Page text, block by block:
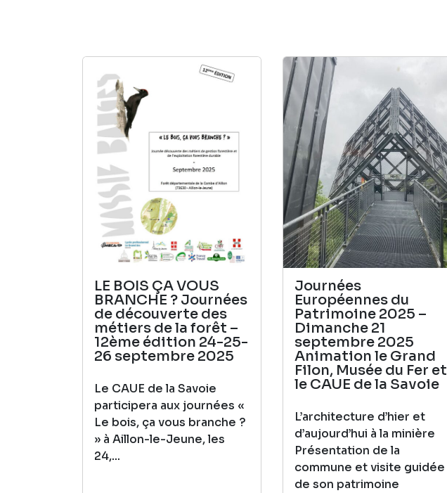
LE BOIS ÇA VOUS
BRANCHE ? Journées
de découverte des
métiers de la forêt –
12ème édition 24-25-
26 septembre 2025
Le CAUE de la Savoie
participera aux journées «
Le bois, ça vous branche ?
» à Aillon-le-Jeune, les
24,...
Journées
Européennes du
Patrimoine 2025 –
Dimanche 21
septembre 2025
Animation le Grand
Filon, Musée du Fer et
le CAUE de la Savoie
L’architecture d’hier et
d’aujourd’hui à la minière
Présentation de la
commune et visite guidée
de son patrimoine